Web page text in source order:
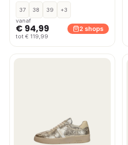
37 38 39
+3
vanaf
€ 94,99
tot € 119,99
2 shops